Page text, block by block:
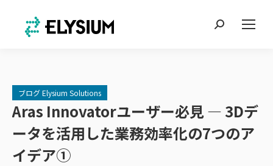
Search:
ブログ Elysium Solutions
Aras Innovatorユーザー必見 ― 3Dデ
ータを活用した業務効率化の7つのア
イデア①